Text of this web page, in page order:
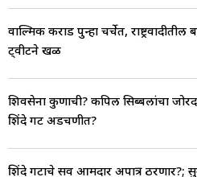
वाल्मिक कराड पुन्हा चर्चेत, राष्ट्रवादीतील
ट्वीटने खळ
शिवसेना कुणाची? कपिल सिब्बलांचा
शिंदे गट अडचणीत?
शिंदे गटाचे सर्व आमदार अपात्र ठरणार?;